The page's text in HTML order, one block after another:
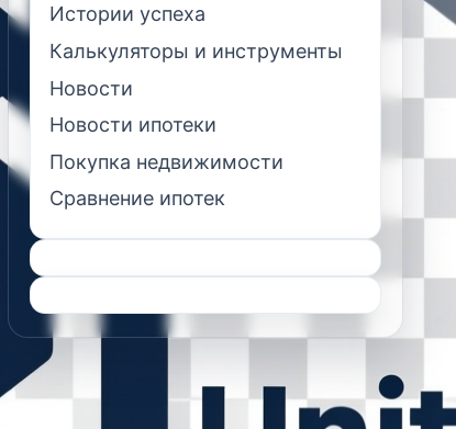
Истории успеха
Калькуляторы и инструменты
Новости
Новости ипотеки
Покупка недвижимости
Сравнение ипотек